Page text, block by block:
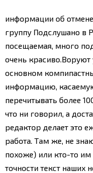
информации об
группу Подслушано в
посещаемая, много
очень красиво. Воруют
основном
информацию,
перечитывать более
что ни говорил, а
редактор делает это
работа. Там же, не
похоже) или кто-то им
точности текст наших